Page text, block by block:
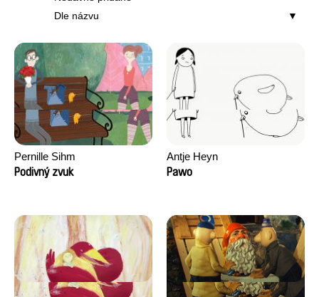
Dle názvu
Pernille Sihm
Podivný zvuk
Antje Heyn
Pawo